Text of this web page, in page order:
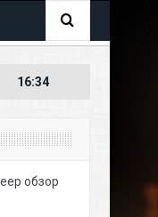
16:34
обзор